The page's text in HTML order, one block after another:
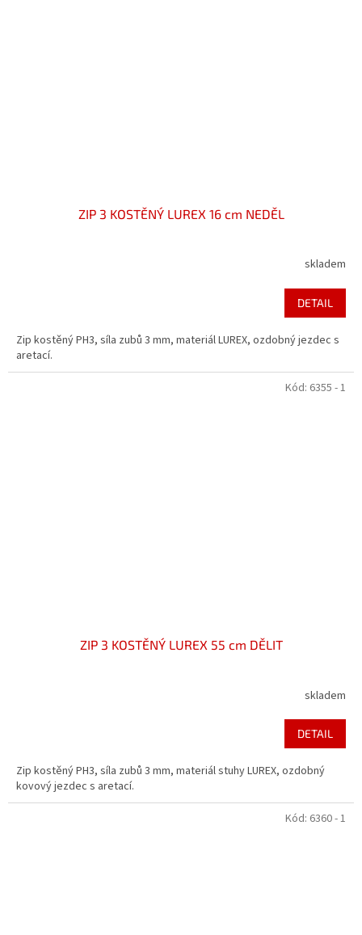
ZIP 3 KOSTĚNÝ LUREX 16 cm NEDĚL
skladem
DETAIL
Zip kostěný PH3, síla zubů 3 mm, materiál LUREX, ozdobný jezdec s
aretací.
ZIP 3 KOSTĚNÝ LUREX 55 cm DĚLIT
skladem
DETAIL
Zip kostěný PH3, síla zubů 3 mm, materiál stuhy LUREX, ozdobný
kovový jezdec s aretací.
Kód: 6355 - 1
Kód: 6360 - 1